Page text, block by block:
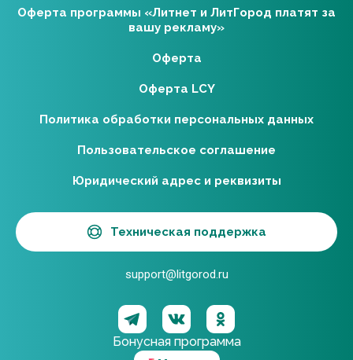
Бонусная программа
Оферта программы «Литнет и ЛитГород платят за
вашу рекламу»
Оферта
Оферта LCY
Политика обработки персональных данных
Пользовательское соглашение
Юридический адрес и реквизиты
Техническая поддержка
support@litgorod.ru